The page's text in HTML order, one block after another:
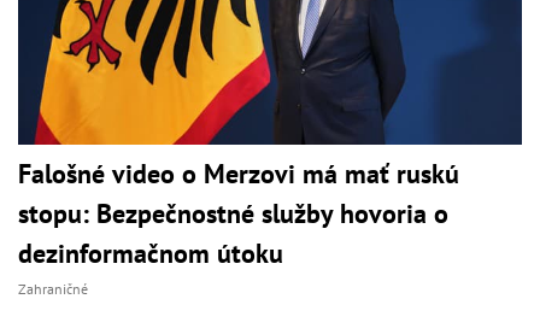
Falošné video o Merzovi má mať ruskú
stopu: Bezpečnostné služby hovoria o
dezinformačnom útoku
Zahraničné